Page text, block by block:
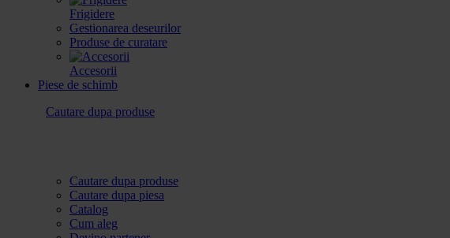
Frigidere
Gestionarea deseurilor
Produse de curatare
Accesorii
Piese de schimb
Cautare dupa produse
Cautare dupa produse
Cautare dupa piesa
Catalog
Cum aleg